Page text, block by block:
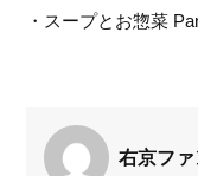
・スープとお惣菜
右京フ